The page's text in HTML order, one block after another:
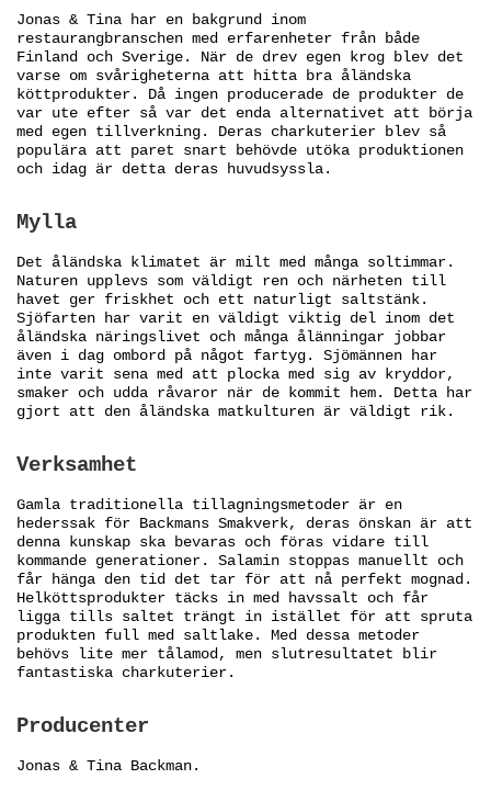
Jonas & Tina har en bakgrund inom
restaurangbranschen med erfarenheter från både
Finland och Sverige. När de drev egen krog blev det
varse om svårigheterna att hitta bra åländska
köttprodukter. Då ingen producerade de produkter de
var ute efter så var det enda alternativet att börja
med egen tillverkning. Deras charkuterier blev så
populära att paret snart behövde utöka produktionen
och idag är detta deras huvudsyssla.
Mylla
Det åländska klimatet är milt med många soltimmar.
Naturen upplevs som väldigt ren och närheten till
havet ger friskhet och ett naturligt saltstänk.
Sjöfarten har varit en väldigt viktig del inom det
åländska näringslivet och många ålänningar jobbar
även i dag ombord på något fartyg. Sjömännen har
inte varit sena med att plocka med sig av kryddor,
smaker och udda råvaror när de kommit hem. Detta har
gjort att den åländska matkulturen är väldigt rik.
Verksamhet
Gamla traditionella tillagningsmetoder är en
hederssak för Backmans Smakverk, deras önskan är att
denna kunskap ska bevaras och föras vidare till
kommande generationer. Salamin stoppas manuellt och
får hänga den tid det tar för att nå perfekt mognad.
Helköttsprodukter täcks in med havssalt och får
ligga tills saltet trängt in istället för att spruta
produkten full med saltlake. Med dessa metoder
behövs lite mer tålamod, men slutresultatet blir
fantastiska charkuterier.
Producenter
Jonas & Tina Backman.